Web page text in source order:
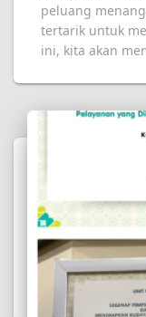
peluang
tertarik untuk
ini, kita akan